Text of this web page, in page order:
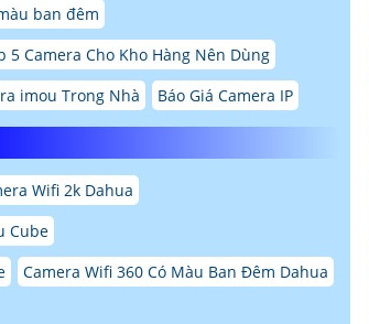
ban đêm
5 Camera Cho Kho Hàng Nên Dùng
imou Trong Nhà Báo Giá Camera IP
Wifi 2k Dahua
Cube
Camera Wifi 360 Có Màu Ban Đêm Dahua